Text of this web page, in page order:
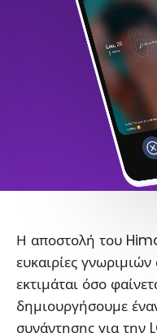
Η αποστολή του
ευκαιρίες
εκτιμάται όσο
δημιουργήσουμε
συνάντησης για την